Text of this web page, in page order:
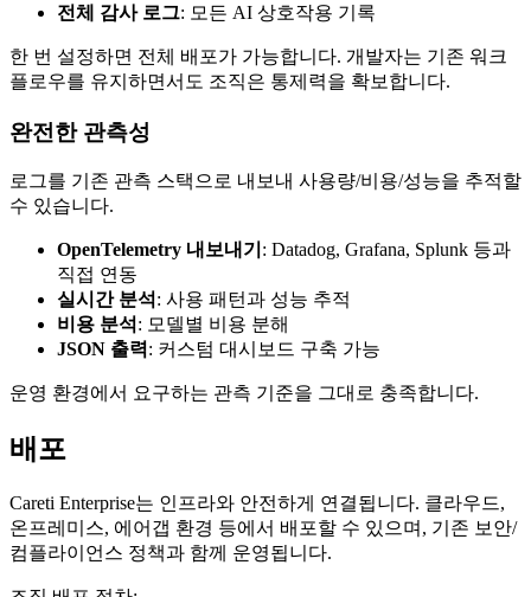
전체 감사 로그: 모든 AI 상호작용 기록
한 번 설정하면 전체 배포가 가능합니다. 개발자는 기존 워크
플로우를 유지하면서도 조직은 통제력을 확보합니다.
완전한 관측성
로그를 기존 관측 스택으로 내보내 사용량/비용/성능을 추적할
수 있습니다.
OpenTelemetry 내보내기 : Datadog, Grafana, Splunk 등과
직접 연동
실시간 분석 : 사용 패턴과 성능 추적
비용 분석 : 모델별 비용 분해
JSON 출력: 커스텀 대시보드 구축 가능
운영 환경에서 요구하는 관측 기준을 그대로 충족합니다.
배포
Careti Enterprise는 인프라와 안전하게 연결됩니다. 클라우드,
온프레미스, 에어갭 환경 등에서 배포할 수 있으며, 기존 보안/
컴플라이언스 정책과 함께 운영됩니다.